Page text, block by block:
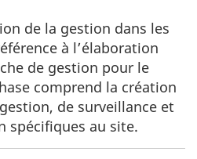
de la gestion dans les
à l’élaboration
de gestion pour le
comprend la création
de surveillance et
spécifiques au site.
de la note de bas de page